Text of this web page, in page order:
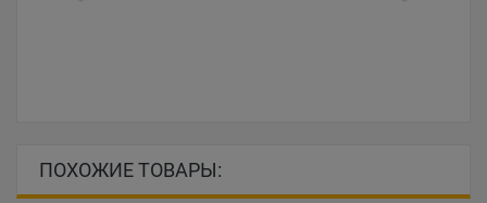
ПОХОЖИЕ ТОВАРЫ: